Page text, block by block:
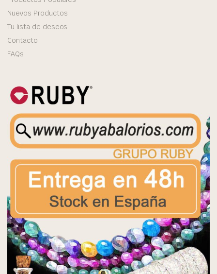
Nuevos Productos
Tu lista de deseos
Contacto
FAQs